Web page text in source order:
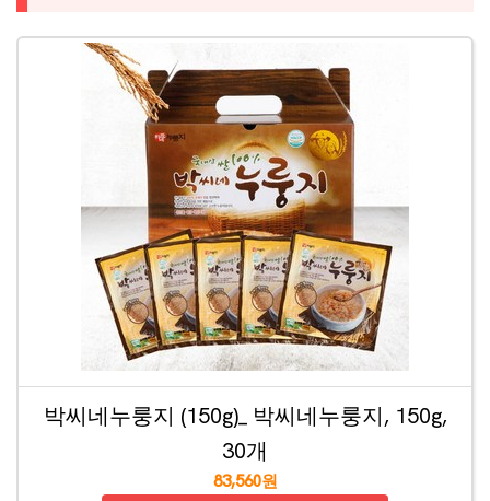
박씨네누룽지 (150g)_ 박씨네누룽지, 150g,
30개
83,560원